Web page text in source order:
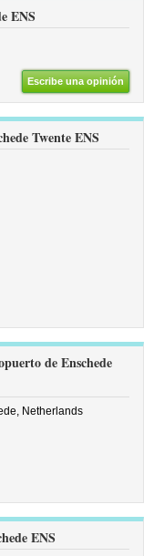
ENS
Escribe una opinión
Twente ENS
de Enschede
Netherlands
ENS